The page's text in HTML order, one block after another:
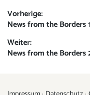
Beitrags-
Navigation
Vorherige:
Vorheriger
News from the Borders
Weiter:
Nächster
News from the Borders